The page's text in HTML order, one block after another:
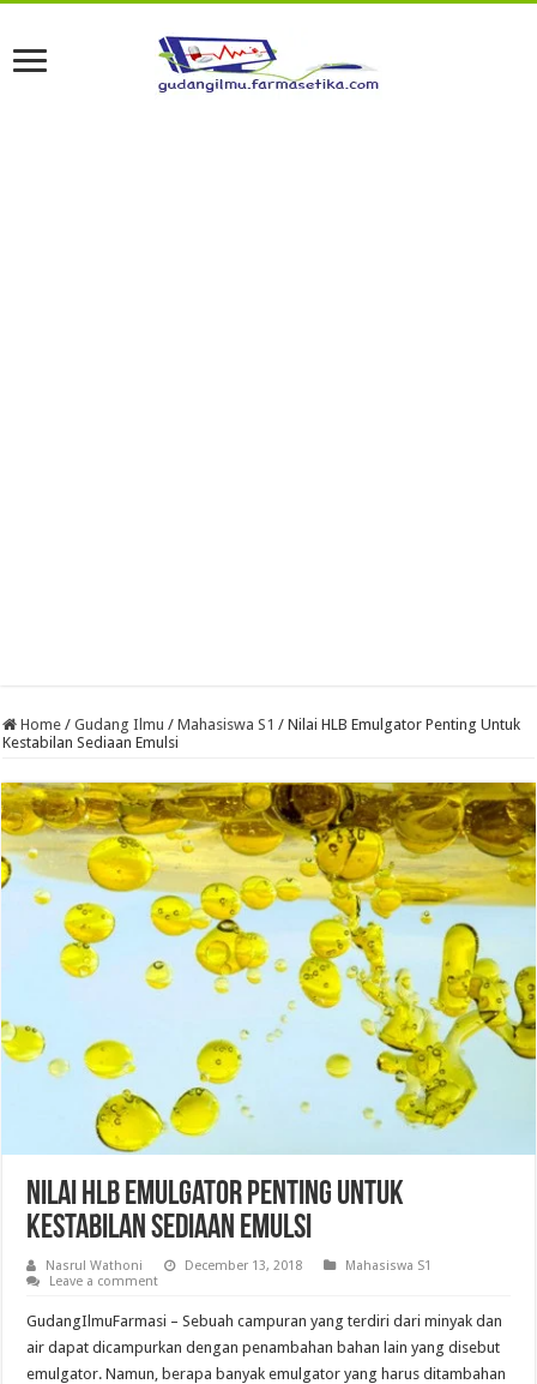
Home / Gudang Ilmu / Mahasiswa S1 / Nilai HLB Emulgator Penting Untuk
Kestabilan Sediaan Emulsi
Nilai HLB Emulgator Penting Untuk
Kestabilan Sediaan Emulsi
Nasrul Wathoni December 13, 2018
Mahasiswa S1
Leave a comment
GudangIlmuFarmasi –Sebuah campuran yang terdiri dari minyak dan
air dapat dicampurkan dengan penambahan bahan lain yang disebut
emulgator. Namun, berapa banyak emulgator yang harus ditambahan